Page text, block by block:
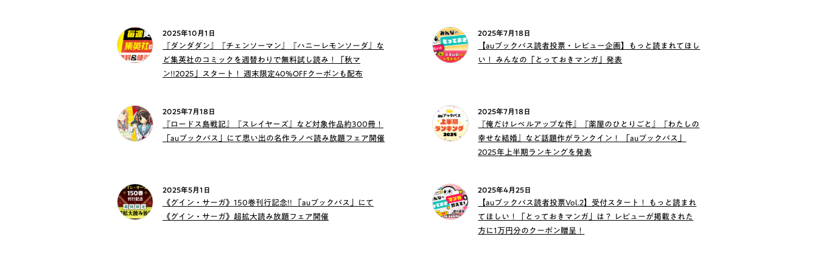
2025年10月1日
『ダンダダン』『チェンソーマン』『ハニーレモンソーダ』な
ど集英社のコミックを週替わりで無料試し読み！「秋マ
ン!!2025」スタート！ 週末限定40%OFFクーポンも配布
2025年7月18日
【auブックパス読者投票・レビュー企画】もっと読まれてほし
い！ みんなの「とっておきマンガ」発表
2025年7月18日
『ロードス島戦記』『スレイヤーズ』など対象作品約300冊！
「auブックパス」にて思い出の名作ラノベ読み放題フェア開催
2025年7月18日
『俺だけレベルアップな件』『薬屋のひとりごと』『わたしの
幸せな結婚』など話題作がランクイン！ 「auブックパス」
2025年上半期ランキングを発表
2025年5月1日
《グイン・サーガ》150巻刊行記念!! 「auブックパス」にて
《グイン・サーガ》超拡大読み放題フェア開催
2025年4月25日
【auブックパス読者投票Vol.2】受付スタート！ もっと読まれ
てほしい！「とっておきマンガ」は？ レビューが掲載された
方に1万円分のクーポン贈呈！